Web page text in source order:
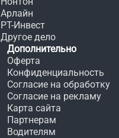
Арлайн
РТ-Инвест
Другое дело
Дополнительно
Оферта
Конфиденциальность
Согласие на обработку
Согласие на рекламу
Карта сайта
Партнерам
Водителям